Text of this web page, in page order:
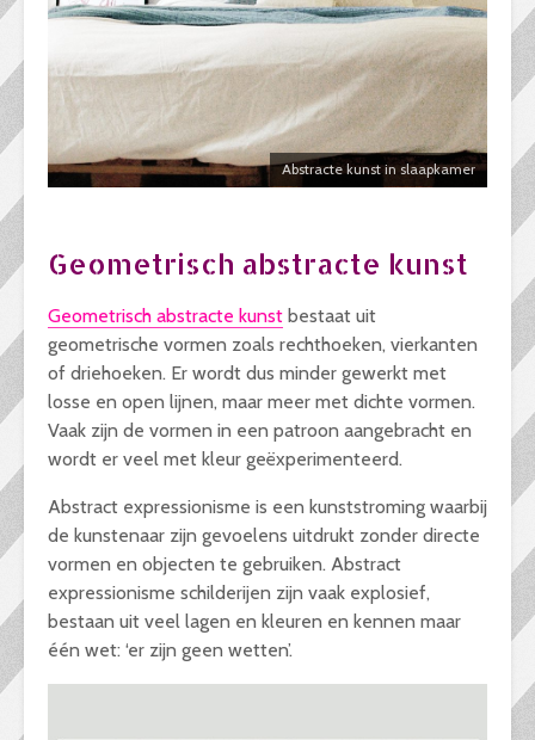
Abstracte kunst in slaapkamer
Geometrisch abstracte kunst
Geometrisch abstracte kunst bestaat uit
geometrische vormen zoals rechthoeken, vierkanten
of driehoeken. Er wordt dus minder gewerkt met
losse en open lijnen, maar meer met dichte vormen.
Vaak zijn de vormen in een patroon aangebracht en
wordt er veel met kleur geëxperimenteerd.
Abstract expressionisme is een kunststroming waarbij
de kunstenaar zijn gevoelens uitdrukt zonder directe
vormen en objecten te gebruiken. Abstract
expressionisme schilderijen zijn vaak explosief,
bestaan uit veel lagen en kleuren en kennen maar
één wet: ‘er zijn geen wetten’.